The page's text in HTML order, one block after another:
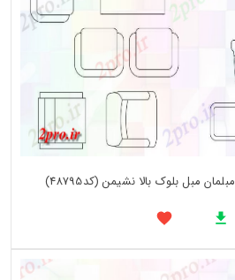
مبل بلوک بالا نشیمن (کد48795)